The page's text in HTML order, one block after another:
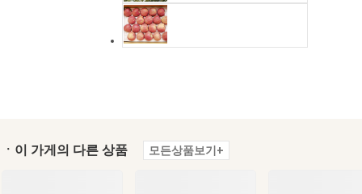
ㆍ이 가게의 다른 상품 모든상품보기+